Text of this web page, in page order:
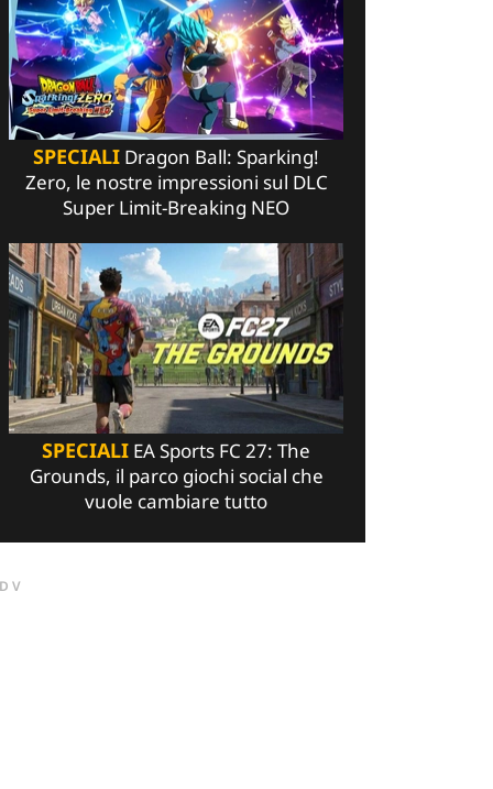
SPECIALI Dragon Ball: Sparking!
Zero, le nostre impressioni sul DLC
Super Limit-Breaking NEO
SPECIALI EA Sports FC 27: The
Grounds, il parco giochi social che
vuole cambiare tutto